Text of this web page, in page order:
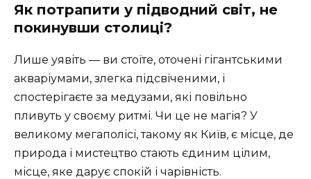
Як потрапити у підводний світ, не
покинувши столиці?
Лише уявіть — ви стоїте, оточені гігантськими
акваріумами, злегка підсвіченими, і
спостерігаєте за медузами, які повільно
пливуть у своєму ритмі. Чи це не магія? У
великому мегаполісі, такому як Київ, є місце, де
природа і мистецтво стають єдиним цілим,
місце, яке дарує спокій і чарівність.